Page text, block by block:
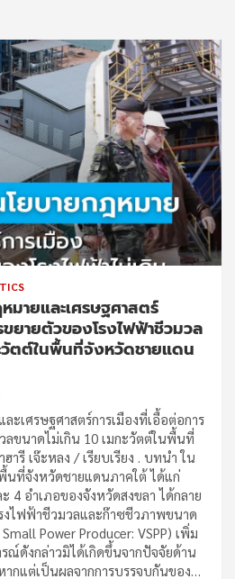
มายและเศรษฐศาสตร์
ยายตัวของโรงไฟฟ้าชีวมวล
วัตต์ในพื้นที่จังหวัดชายแดน
ะเศรษฐศาสตร์การเมืองที่เอื้อต่อการ
ลขนาดไม่เกิน 10 เมกะวัตต์ในพื้นที่
ารี เจ๊ะหลง / เรียบเรียง . บทนำ ใน
นที่จังหวัดชายแดนภาคใต้ ได้แก่
4 อำเภอของจังหวัดสงขลา ได้กลาย
ไฟฟ้าชีวมวลและก๊าซชีวภาพขนาด
Power Producer: VSPP) เพิ่ม
ณ์ดังกล่าวมิได้เกิดขึ้นจากปัจจัยด้าน
ากแต่เป็นผลจากการบรรจบกันของ…